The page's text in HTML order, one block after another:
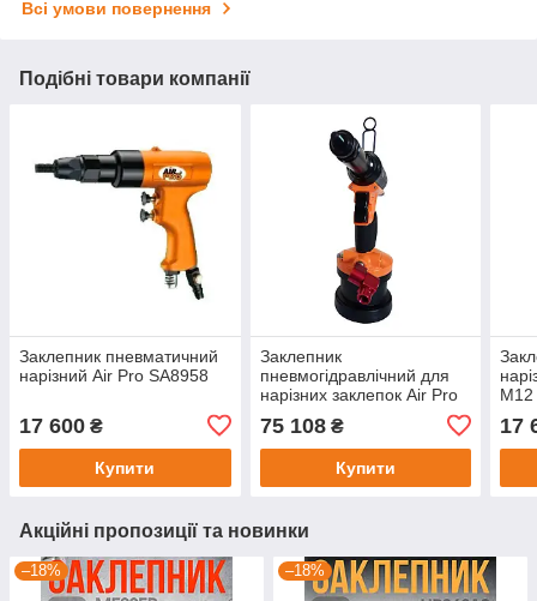
Всі умови повернення
Подібні товари компанії
Заклепник пневматичний
нарізний Air Pro SA8958
17 600 ₴
Купити
Заклепник
пневмогідравлічний для
нарізних заклепок Air Pro
75 108₴
Купити
М12
17
Акційні пропозиції та новинки
–18% –18%